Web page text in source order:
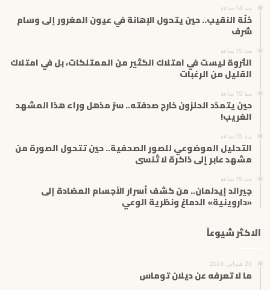
ر
ي
منذ 14 ساعة
حُلّة النقيب.. حين يتحول الإهانة في عيون المغرور إلى وسام
شرف
منذ 15 ساعة
الثروة ليست في امتلاك الكثير من الممتلكات، بل في امتلاك
القليل من الرغبات
منذ 15 ساعة
حين يتمدّد الحلزون خارج صدفته.. سرّ مذهل وراء هذا المشهد
الغريب!
منذ 15 ساعة
التحليل الموضوعي للصور الصحفية.. حين تتحول الصورة من
مشهد عابر إلى ذاكرة لا تُنسى
منذ 15 ساعة
جيرالد إيدلمان.. من كشف أسرار الأجسام المضادة إلى
«داروينية» الدماغ ونظرية الوعي
الاكثر شيوعاً
20 فبراير، 2024
ما لا تعرفه عن ديلان توماس